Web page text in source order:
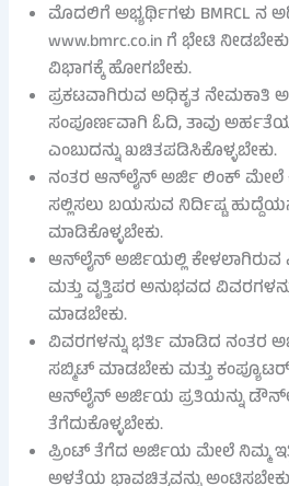
ಮೊದಲಿಗೆ ಅಭ್ಯರ್ಥಿಗಳು BMRCL ನ
www.bmrc.co.in ಗೆ ಭೇಟಿ
ವಿಭಾಗಕ್ಕೆ ಹೋಗಬೇಕು.
ಪ್ರಕಟವಾಗಿರುವ ಅಧಿಕೃತ ನೇಮಕಾತಿ
ಸಂಪೂರ್ಣವಾಗಿ ಓದಿ, ತಾವು
ಎಂಬುದನ್ನು ಖಚಿತಪಡಿಸಿಕೊಳ್ಳಬೇಕು.
ನಂತರ ಆನ್‌ಲೈನ್ ಅರ್ಜಿ ಲಿಂಕ್ ಮೇಲೆ
ಸಲ್ಲಿಸಲು ಬಯಸುವ ನಿರ್ದಿಷ್ಟ
ಮಾಡಿಕೊಳ್ಳಬೇಕು.
ಆನ್‌ಲೈನ್ ಅರ್ಜಿಯಲ್ಲಿ ಕೇಳಲಾಗಿರುವ
ಮತ್ತು ವೃತ್ತಿಪರ ಅನುಭವದ
ಮಾಡಬೇಕು.
ವಿವರಗಳನ್ನು ಭರ್ತಿ ಮಾಡಿದ ನಂತರ
ಸಬ್ಮಿಟ್ ಮಾಡಬೇಕು ಮತ್ತು
ಆನ್‌ಲೈನ್ ಅರ್ಜಿಯ ಪ್ರತಿಯನ್ನು
ತೆಗೆದುಕೊಳ್ಳಬೇಕು.
ಪ್ರಿಂಟ್ ತೆಗೆದ ಅರ್ಜಿಯ ಮೇಲೆ ನಿಮ್ಮ